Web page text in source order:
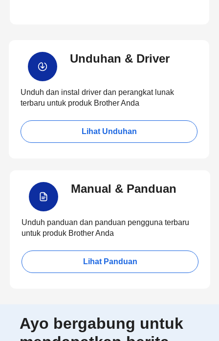
Unduhan & Driver
Unduh dan instal driver dan perangkat lunak
terbaru untuk produk Brother Anda
Lihat Unduhan
Manual & Panduan
Unduh panduan dan panduan pengguna terbaru
untuk produk Brother Anda
Lihat Panduan
Ayo bergabung untuk